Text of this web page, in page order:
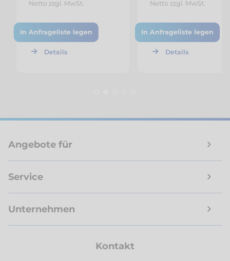
Netto zzgl. MwSt.
In Anfrageliste legen
Details
Netto zzgl. MwSt.
In Anfrageliste legen
Details
Angebote für
Service
Unternehmen
Kontakt